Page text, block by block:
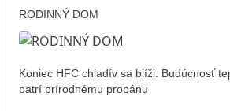
RODINNÝ DOM
Koniec HFC chladív sa blíži. Budúcnosť
patrí prírodnému propánu